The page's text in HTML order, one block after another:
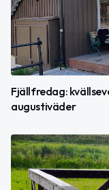
Fjällfredag:
augustiväder